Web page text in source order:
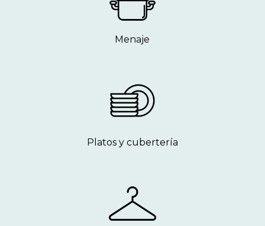
Menaje
Platos y cubertería